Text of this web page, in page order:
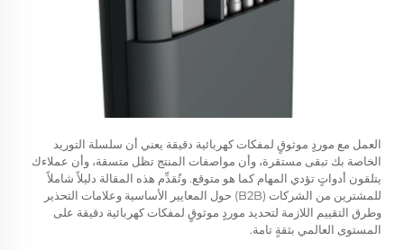
العمل مع موردٍ موثوقٍ لمفكات كهربائية دقيقة يعني أن سلسلة التوريد
الخاصة بك تبقى مستقرة، وأن مواصفات المنتج تظل متسقة، وأن عملاءك
يتلقون أدواتٍ تؤدي المهام كما هو متوقع. وتُقدِّم هذه المقالة دليلاً شاملاً
للمشترين من الشركات (B2B) حول المعايير الأساسية وعلامات التحذير
وطرق التقييم اللازمة لتحديد موردٍ موثوقٍ لمفكات كهربائية دقيقة على
المستوى العالمي بثقةٍ تامة.